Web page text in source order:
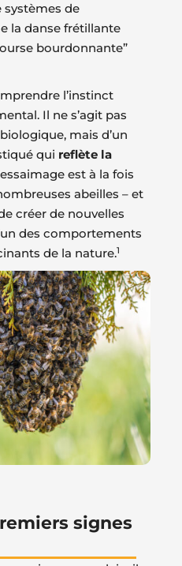
systèmes de
la danse frétillante
bourdonnante”
l’instinct
Il ne s’agit pas
mais d’un
qui reflète la
est à la fois
abeilles – et
créer de nouvelles
des comportements
de la nature.1
signes